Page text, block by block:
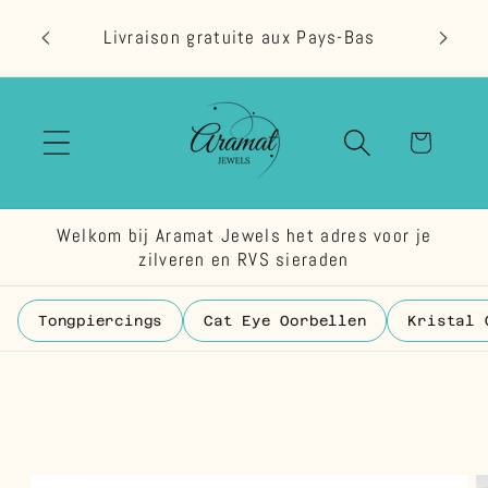
passer
contenu
Livraison gratuite aux Pays-Bas
Panier
Welkom bij Aramat Jewels het adres voor je
zilveren en RVS sieraden
Tongpiercings Cat Eye Oorbellen Kristal